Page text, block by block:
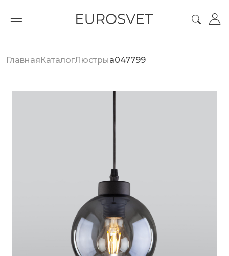
ГлавнаяКаталогЛюстрыa047799